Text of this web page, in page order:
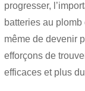
progresser,
batteries au
même de devenir
efforçons de
efficaces et plus